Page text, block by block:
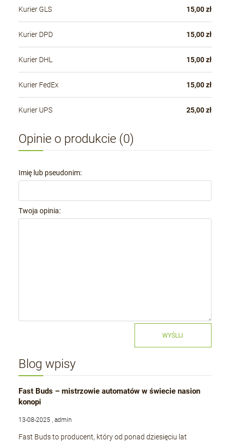
Kurier GLS 15,00 zł
Kurier DPD 15,00 zł
Kurier DHL 15,00 zł
Kurier FedEx 15,00 zł
Kurier UPS 25,00 zł
Opinie o produkcie (0)
Imię lub pseudonim:
Twoja opinia:
WYŚLIJ
Blog wpisy
Fast Buds – mistrzowie automatów w świecie nasion
konopi
13-08-2025 , admin
Fast Buds to producent, który od ponad dziesięciu lat